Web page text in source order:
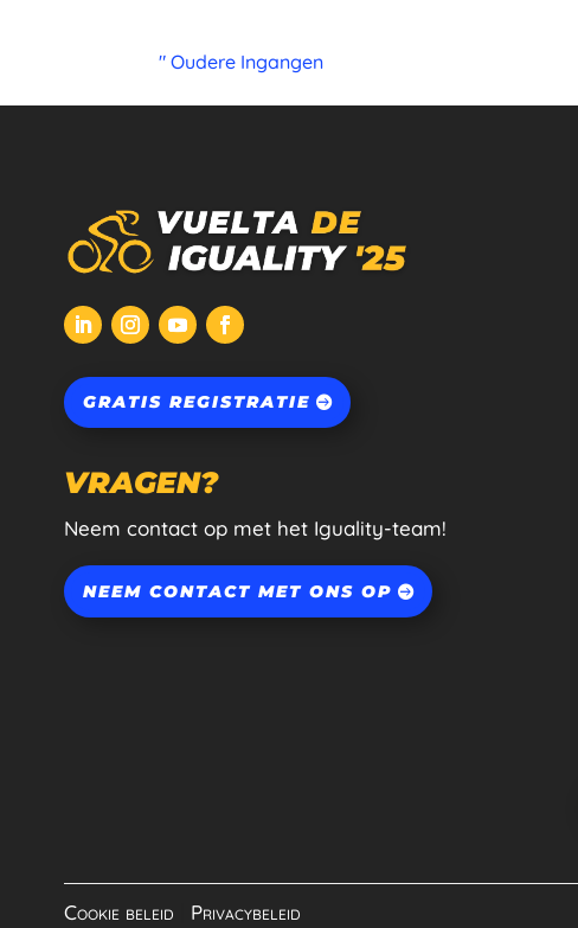
" Oudere Ingangen
GRATIS REGISTRATIE
VRAGEN?
Neem contact op met het Iguality-team!
NEEM CONTACT MET ONS OP
Cookie beleid Privacybeleid